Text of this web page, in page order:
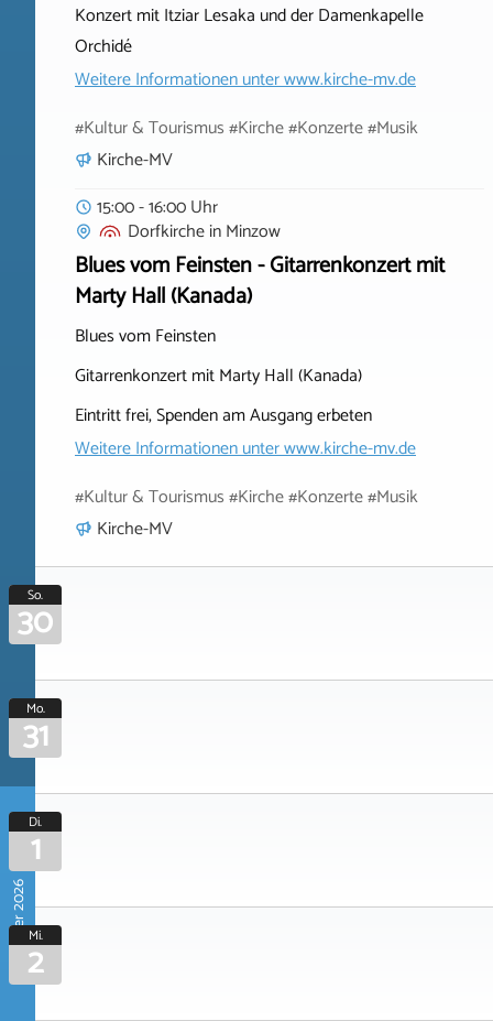
Konzert mit Itziar Lesaka und der Damenkapelle
Orchidé
Weitere Informationen unterwww.kirche-mv.de
#Kultur & Tourismus #Kirche #Konzerte #Musik
Kirche-MV
15:00 - 16:00 Uhr
DorfkircheinMinzow
Blues vom Feinsten - Gitarrenkonzert mit
Marty Hall (Kanada)
Blues vom Feinsten
Gitarrenkonzert mit Marty Hall (Kanada)
Eintritt frei, Spenden am Ausgang erbeten
Weitere Informationen unterwww.kirche-mv.de
#Kultur & Tourismus #Kirche #Konzerte #Musik
Kirche-MV
So.
30
Mo.
31
September 2026
Di.
1
Mi.
2